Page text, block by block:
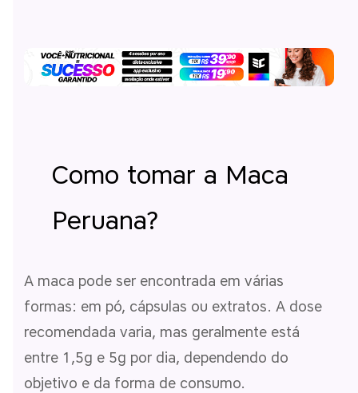
Como tomar a Maca
Peruana?
A maca pode ser encontrada em várias
formas: em pó, cápsulas ou extratos. A dose
recomendada varia, mas geralmente está
entre 1,5g e 5g por dia, dependendo do
objetivo e da forma de consumo.